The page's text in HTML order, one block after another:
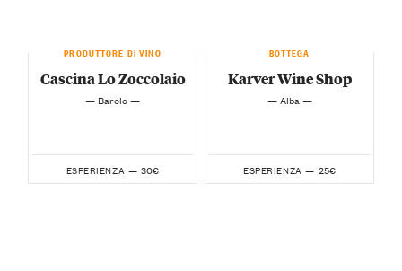
PRODUTTORE DI VINO
Cascina Lo Zoccolaio
— Barolo —
ESPERIENZA — 30€
BOTTEGA
Karver Wine Shop
— Alba —
ESPERIENZA — 25€